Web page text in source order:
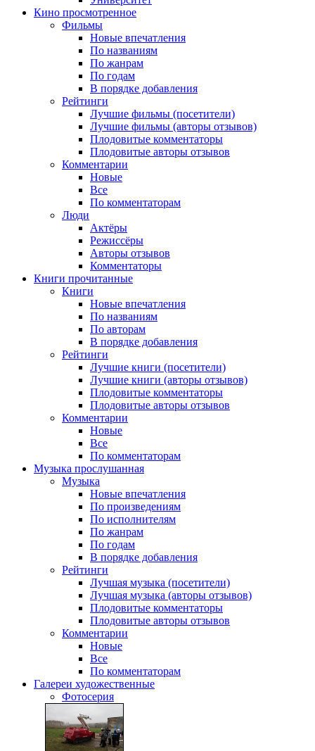
Кино просмотренное
Фильмы
Новые впечатления
По названиям
По жанрам
По годам
В порядке добавления
Рейтинги
Лучшие фильмы (посетители)
Лучшие фильмы (авторы отзывов)
Плодовитые комментаторы
Плодовитые авторы отзывов
Комментарии
Новые
Все
По комментаторам
Люди
Актёры
Режиссёры
Авторы отзывов
Комментаторы
Книги прочитанные
Книги
Новые впечатления
По названиям
По авторам
В порядке добавления
Рейтинги
Лучшие книги (посетители)
Лучшие книги (авторы отзывов)
Плодовитые комментаторы
Плодовитые авторы отзывов
Комментарии
Новые
Все
По комментаторам
Музыка прослушанная
Музыка
Новые впечатления
По произведениям
По исполнителям
По жанрам
По годам
В порядке добавления
Рейтинги
Лучшая музыка (посетители)
Лучшая музыка (авторы отзывов)
Плодовитые комментаторы
Плодовитые авторы отзывов
Комментарии
Новые
Все
По комментаторам
Галереи художественные
Фотосерия